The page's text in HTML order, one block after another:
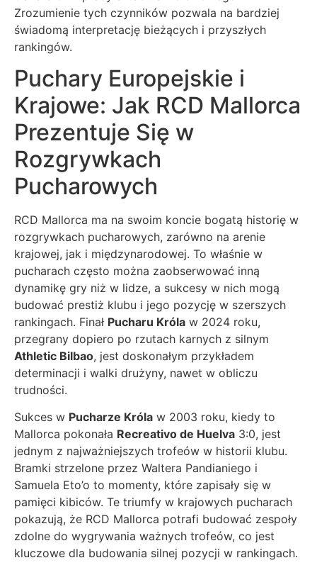
Zrozumienie tych czynników pozwala na bardziej
świadomą interpretację bieżących i przyszłych
rankingów.
Puchary Europejskie i
Krajowe: Jak RCD Mallorca
Prezentuje Się w
Rozgrywkach
Pucharowych
RCD Mallorca ma na swoim koncie bogatą historię w
rozgrywkach pucharowych, zarówno na arenie
krajowej, jak i międzynarodowej. To właśnie w
pucharach często można zaobserwować inną
dynamikę gry niż w lidze, a sukcesy w nich mogą
budować prestiż klubu i jego pozycję w szerszych
rankingach. Finał Pucharu Króla w 2024 roku,
przegrany dopiero po rzutach karnych z silnym
Athletic Bilbao, jest doskonałym przykładem
determinacji i walki drużyny, nawet w obliczu
trudności.
Sukces w Pucharze Króla w 2003 roku, kiedy to
Mallorca pokonała Recreativo de Huelva 3:0, jest
jednym z najważniejszych trofeów w historii klubu.
Bramki strzelone przez Waltera Pandianiego i
Samuela Eto’o to momenty, które zapisały się w
pamięci kibiców. Te triumfy w krajowych pucharach
pokazują, że RCD Mallorca potrafi budować zespoły
zdolne do wygrywania ważnych trofeów, co jest
kluczowe dla budowania silnej pozycji w rankingach.